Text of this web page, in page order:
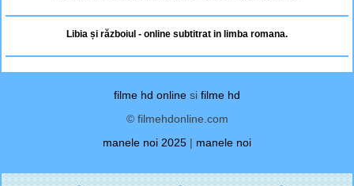
Libia și războiul - online subtitrat in limba romana.
filme hd online si filme hd
© filmehdonline.com
manele noi 2025 | manele noi